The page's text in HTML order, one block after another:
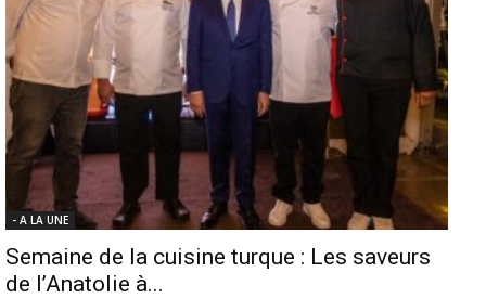
- A LA UNE
Semaine de la cuisine turque : Les saveurs
de l’Anatolie à...